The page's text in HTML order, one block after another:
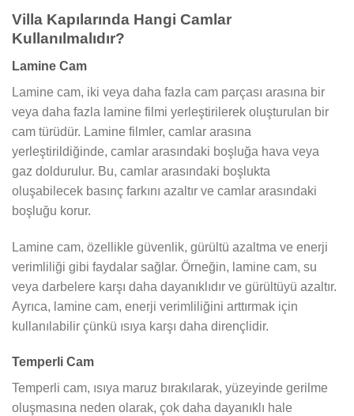
Villa Kapılarında Hangi Camlar
Kullanılmalıdır?
Lamine Cam
Lamine cam, iki veya daha fazla cam parçası arasına bir
veya daha fazla lamine filmi yerleştirilerek oluşturulan bir
cam türüdür. Lamine filmler, camlar arasına
yerleştirildiğinde, camlar arasındaki boşluğa hava veya
gaz doldurulur. Bu, camlar arasındaki boşlukta
oluşabilecek basınç farkını azaltır ve camlar arasındaki
boşluğu korur.
Lamine cam, özellikle güvenlik, gürültü azaltma ve enerji
verimliliği gibi faydalar sağlar. Örneğin, lamine cam, su
veya darbelere karşı daha dayanıklıdır ve gürültüyü azaltır.
Ayrıca, lamine cam, enerji verimliliğini arttırmak için
kullanılabilir çünkü ısıya karşı daha dirençlidir.
Temperli Cam
Temperli cam, ısıya maruz bırakılarak, yüzeyinde gerilme
oluşmasına neden olarak, çok daha dayanıklı hale